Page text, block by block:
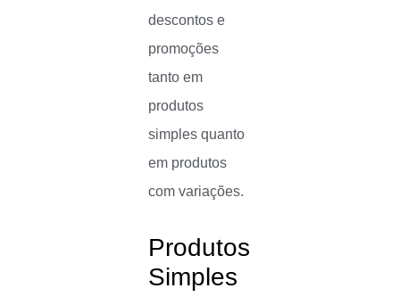
descontos e
promoções
tanto em
produtos
simples quanto
em produtos
com variações.
Produtos
Simples